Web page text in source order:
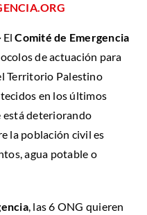
ElComité de Emergencia
de actuación para
Territorio Palestino
en los últimos
está deteriorando
la población civil es
agua potable o
, las 6 ONG quieren